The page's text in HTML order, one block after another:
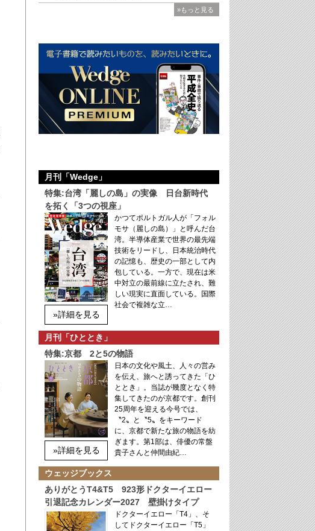
»もっと見る
月刊「Wedge」
特集:台湾「麗しの島」の実像 日台新時代
を拓く「3つの視座」
»詳細を見る
かつてポルトガル人が「フォル
モサ（麗しの島）」と呼んだ台
湾。半導体産業で世界の最先端
技術をリードし、日本統治時代
の記憶も、歴史の一部として内
包している。一方で、現在は米
中対立の最前線に立たされ、難
しい現実に直面している。国際
社会で複雑な立…
月刊「ひととき」
特集:京都 2と5の物語
»詳細を見る
日本の文化や風土、人々の営み
を伝え、旅へと誘ってきた「ひ
ととき」。当誌が幾度となく特
集してきたのが京都です。創刊
25周年を迎える今号では、
〝2〟と〝5〟をキーワード
に、京都で新たな旅の物語を紡
ぎます。第1部は、俳優の常盤
貴子さんと仲間由紀…
ウェッジブックス
ありがとうT4&T5 923形ドクターイエロー
引退記念カレンダー2027 壁掛けタイプ
ドクターイエロー「T4」、そ
してドクターイエロー「T5」